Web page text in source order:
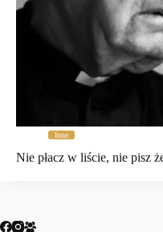
Inne
Nie płacz w liście, nie pisz